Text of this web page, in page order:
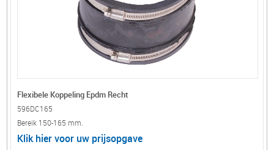
Flexibele Koppeling Epdm Recht
596DC165
Bereik 150-165 mm.
Klik hier voor uw prijsopgave